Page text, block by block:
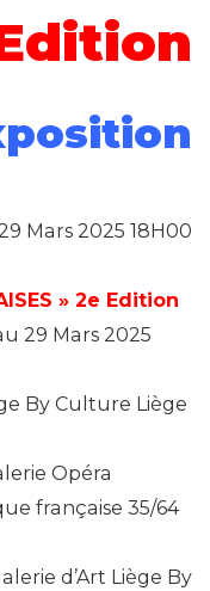
Mars 2025 18H00
» 2e Edition
29 Mars 2025
By Culture Liège
Opéra
française 35/64
d’Art Liège By